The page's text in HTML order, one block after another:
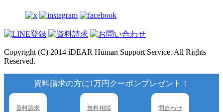
Copyright (C) 2014 iDEAR Human Support Service. All Rights
Reserved.
資料請求の方に1万円クーポンプレゼント！
資料請求 無料相談 問合わせ